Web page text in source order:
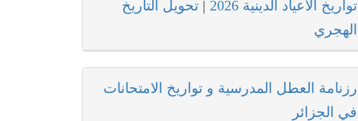
تواريخ الاعياد الدينية 2026 | تحويل التاريخ
الهجري
رزنامة العطل المدرسية و تواريخ الامتحانات
في الجزائر